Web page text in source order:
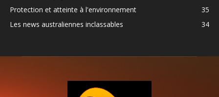
Protection et atteinte à l'environnement
35
Les news australiennes inclassables
34